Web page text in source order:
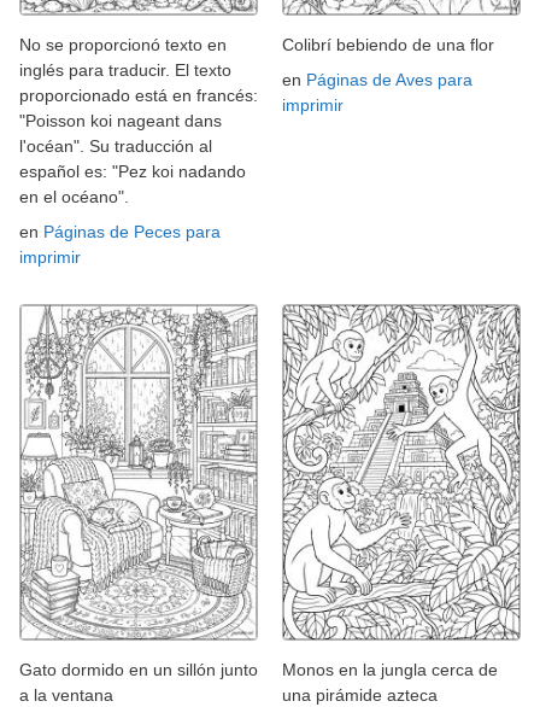
No se proporcionó texto en
inglés para traducir. El texto
proporcionado está en francés:
"Poisson koi nageant dans
l'océan". Su traducción al
español es: "Pez koi nadando
en el océano".
en Páginas de Peces para
imprimir
Colibrí bebiendo de una flor
en Páginas de Aves para
imprimir
Gato dormido en un sillón junto
a la ventana
Monos en la jungla cerca de
una pirámide azteca